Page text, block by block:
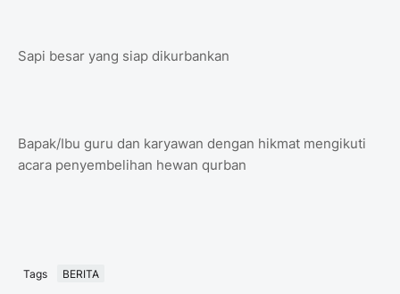
Sapi besar yang siap dikurbankan
Bapak/Ibu guru dan karyawan dengan hikmat mengikuti
acara penyembelihan hewan qurban
Tags BERITA